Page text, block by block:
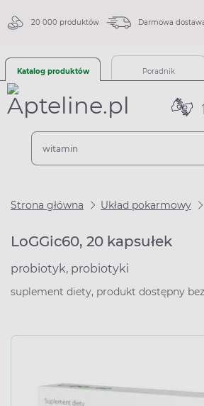
20 000 produktów Darmowa
Katalog produktów Poradnik
Strona główna Układ pokarmowy
LoGGic60, 20 kapsułek
probiotyk, probiotyki
suplement diety, produkt dostępny